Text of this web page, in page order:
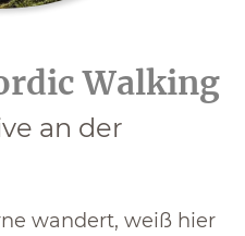
Walking
an der
wandert, weiß hier